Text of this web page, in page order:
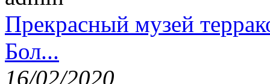
Прекрасный музей
Бол...
16/02/2020